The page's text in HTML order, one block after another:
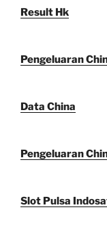
Result Hk
Pengeluaran
Data China
Pengeluaran
Slot Pulsa